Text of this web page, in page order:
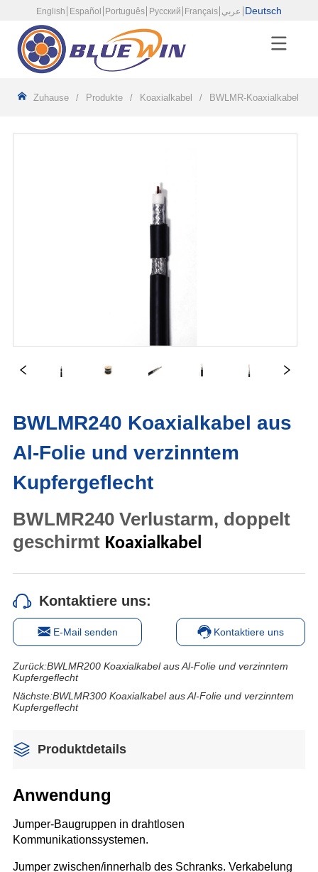
English Español Português Русский Français عربي Deutsch
Zuhause / Produkte / Koaxialkabel / BWLMR-Koaxialkabel
BWLMR240 Koaxialkabel aus
Al-Folie und verzinntem
Kupfergeflecht
Kontaktiere uns:
E-Mail senden Kontaktiere uns
Zurück:BWLMR200 Koaxialkabel aus Al-Folie und verzinntem
Kupfergeflecht
Nächste:BWLMR300 Koaxialkabel aus Al-Folie und verzinntem
Kupfergeflecht
Produktdetails